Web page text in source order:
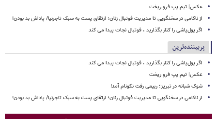
عکس| تیم پپ فرو ریخت
از ناکامی در سخنگویی تا مدیریت فوتبال زنان؛ ارتقای پست به سبک تاجرنیا/ پاداش بد بودن!
اگر پول‌پاشی را کنار بگذارید ، فوتبال نجات پیدا می کند
پربیننده‌ترین
اگر پول‌پاشی را کنار بگذارید ، فوتبال نجات پیدا می کند
عکس| تیم پپ فرو ریخت
شوک شبانه در تبریز؛ ربیعی رفت نکونام آمد!
از ناکامی در سخنگویی تا مدیریت فوتبال زنان؛ ارتقای پست به سبک تاجرنیا/ پاداش بد بودن!